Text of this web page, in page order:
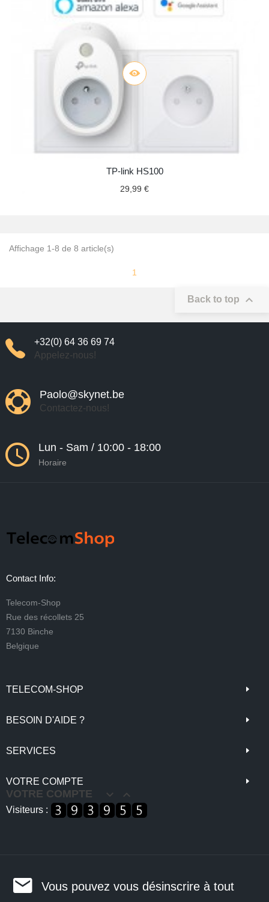
TP-link HS100
29,99 €
Affichage 1-8 de 8 article(s)
1
Back to top 
+32(0) 64 36 69 74
Appelez-nous!
Paolo@skynet.be
Contactez-nous!
Lun - Sam / 10:00 - 18:00
Horaire
Contact Info:
Telecom-Shop
Rue des récollets 25
7130 Binche
Belgique
TELECOM-SHOP
BESOIN D'AIDE ?
SERVICES
VOTRE COMPTE
VOTRE COMPTE  
Visiteurs :
Vous pouvez vous désinscrire à tout